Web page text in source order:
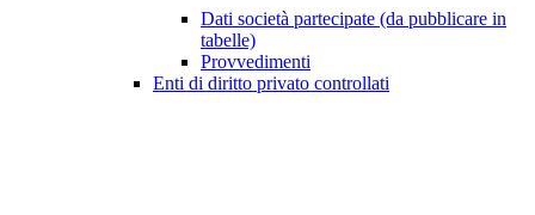
Dati società partecipate (da pubblicare in
tabelle)
Provvedimenti
Enti di diritto privato controllati